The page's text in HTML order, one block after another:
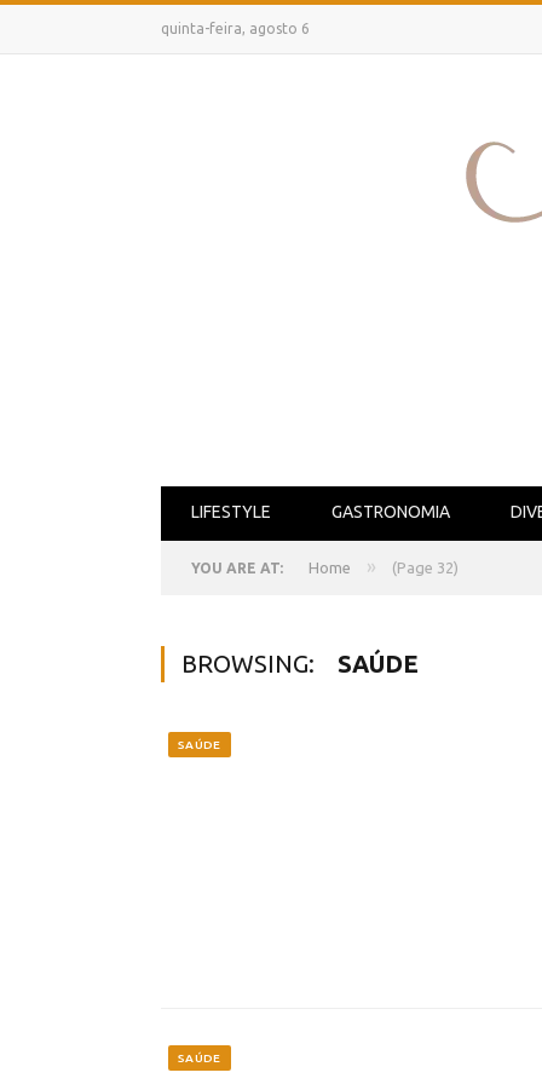
quinta-feira, agosto 6
LIFESTYLE GASTRONOMIA
YOU ARE AT: Home » (Page 32)
BROWSING: SAÚDE
SAÚDE
SAÚDE